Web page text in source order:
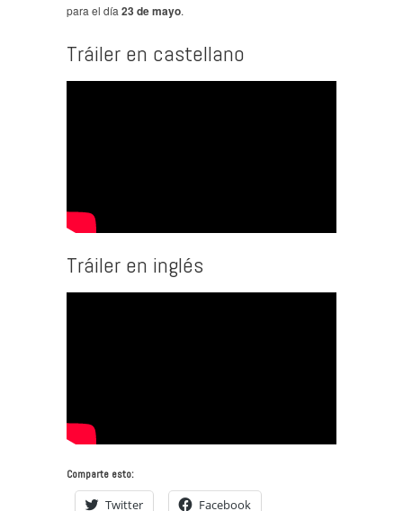
para el día 23 de mayo.
Tráiler en castellano
Tráiler en inglés
Comparte esto:
Twitter Facebook